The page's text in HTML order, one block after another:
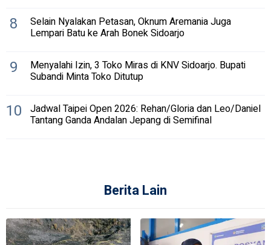
8 Selain Nyalakan Petasan, Oknum Aremania Juga
Lempari Batu ke Arah Bonek Sidoarjo
9 Menyalahi Izin, 3 Toko Miras di KNV Sidoarjo. Bupati
Subandi Minta Toko Ditutup
10 Jadwal Taipei Open 2026: Rehan/Gloria dan Leo/Daniel
Tantang Ganda Andalan Jepang di Semifinal
Berita Lain